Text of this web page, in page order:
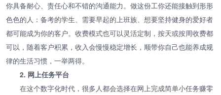
你具备耐心、责任心和不错的沟通能力。做这份工你还能接触到形形
色色的人：备考的学生、需要早起的上班族、想要坚持健身的爱好者
都可能成为你的客户。收费模式也可以灵活定制，按天或按周收费都
可以，随着客户积累，收入会慢慢稳定增长，顺带你自己也能养成规
律的生活习惯，一举两得。
2. 网上任务平台
在这个数字化时代，很多人都会选择在网上完成简单小任务赚零